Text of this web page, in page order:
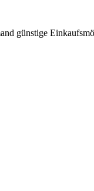
günstige